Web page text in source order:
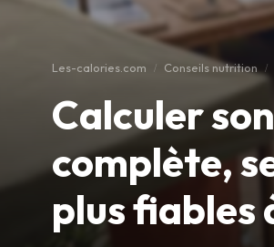
Les-calories.com Conseils nutrition
Calculer
complète,
plus fiables